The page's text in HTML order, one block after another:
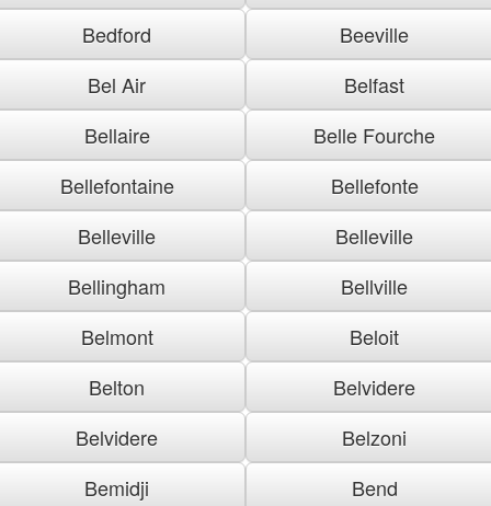
Bedford
Beeville
Bel Air
Belfast
Bellaire
Belle Fourche
Bellefontaine
Bellefonte
Belleville
Belleville
Bellingham
Bellville
Belmont
Beloit
Belton
Belvidere
Belvidere
Belzoni
Bemidji
Bend